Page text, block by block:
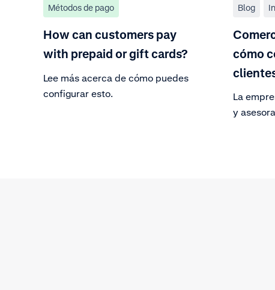
Métodos de pago
How can customers pay
with prepaid or gift cards?
Lee más acerca de cómo puedes
configurar esto.
Blog
cómo
La
y